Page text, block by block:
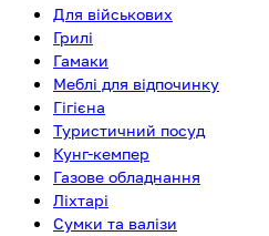
Для військових
Грилі
Гамаки
Меблі для відпочинку
Гігієна
Туристичний посуд
Кунг-кемпер
Газове обладнання
Ліхтарі
Сумки та валізи